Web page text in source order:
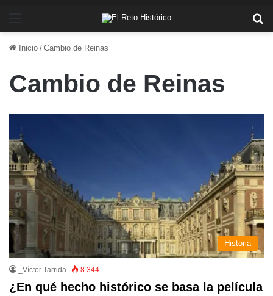
Inicio / Cambio de Reinas
Cambio de Reinas
Historia
_Víctor Tarrida 8.344
¿En qué hecho histórico se basa la película